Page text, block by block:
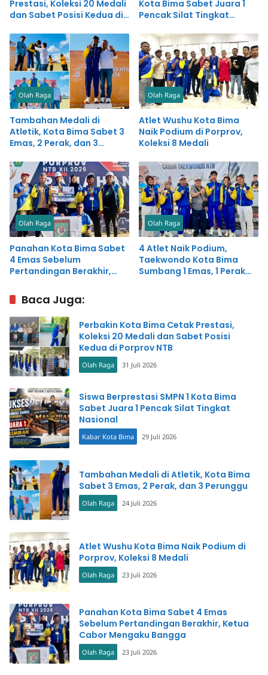
Prestasi, Koleksi 20 Medali
dan Sabet Posisi Kedua di
Kota Bima Sabet Juara 1
Pencak Silat Tingkat
Olah Raga
Tambahan Medali di
Atletik, Kota Bima Sabet 3
Emas, 2 Perak, dan 3
Olah Raga
Atlet Wushu Kota Bima
Naik Podium di Porprov,
Koleksi 8 Medali
Olah Raga
Panahan Kota Bima Sabet
4 Emas Sebelum
Pertandingan Berakhir,
Bangga
Olah Raga
4 Atlet Naik Podium,
Taekwondo Kota Bima
Sumbang 1 Emas, 1 Perak
Baca Juga:
Perbakin Kota Bima Cetak Prestasi,
Koleksi 20 Medali dan Sabet Posisi
Kedua di Porprov NTB
Olah Raga 31 Juli 2026
Siswa Berprestasi SMPN 1 Kota Bima
Sabet Juara 1 Pencak Silat Tingkat
Nasional
Kabar Kota Bima 29 Juli 2026
Tambahan Medali di Atletik, Kota Bima
Sabet 3 Emas, 2 Perak, dan 3 Perunggu
Olah Raga 24 Juli 2026
Atlet Wushu Kota Bima Naik Podium di
Porprov, Koleksi 8 Medali
Olah Raga 23 Juli 2026
Panahan Kota Bima Sabet 4 Emas
Sebelum Pertandingan Berakhir, Ketua
Cabor Mengaku Bangga
Olah Raga 23 Juli 2026